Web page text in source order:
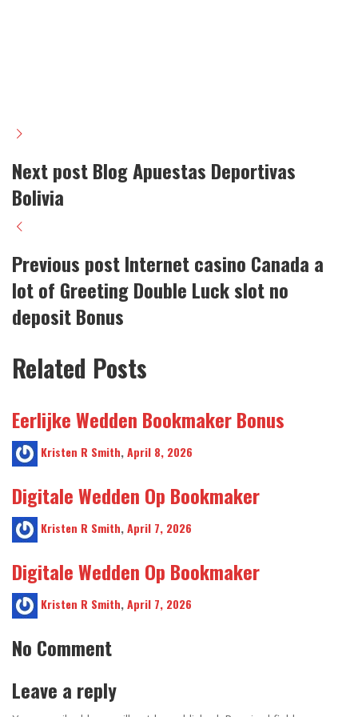
Next postBlog Apuestas Deportivas
Bolivia
Previous postInternet casino Canada a
lot of Greeting Double Luck slot no
deposit Bonus
Related Posts
Eerlijke Wedden Bookmaker Bonus
Kristen R Smith,April 8, 2026
Digitale Wedden Op Bookmaker
Kristen R Smith,April 7, 2026
Digitale Wedden Op Bookmaker
Kristen R Smith,April 7, 2026
No Comment
Leave a reply